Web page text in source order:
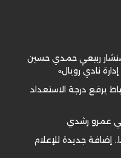
ربيعي حمدي حسين
نادي رويال»
يرفع درجة الاستعداد
عمرو رشدي
إضافة جديدة للإعلام